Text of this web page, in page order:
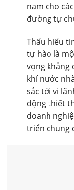
nam cho
đường tự
Thấu hiểu
tự hào là
vọng khẳng
khí nước
sắc tới vị
động thiết
doanh
triển chung